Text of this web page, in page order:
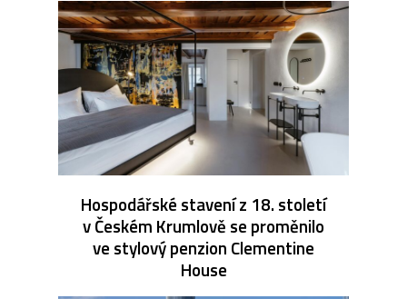
Hospodářské stavení z 18. století
v Českém Krumlově se proměnilo
ve stylový penzion Clementine
House